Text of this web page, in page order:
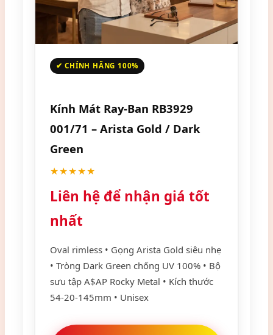
✔ CHÍNH HÃNG 100%
Kính Mát Ray-Ban RB3929
001/71 – Arista Gold / Dark
Green
★★★★★
Liên hệ để nhận giá tốt
nhất
Oval rimless • Gọng Arista Gold siêu nhẹ
• Tròng Dark Green chống UV 100% • Bộ
sưu tập A$AP Rocky Metal • Kích thước
54-20-145mm • Unisex